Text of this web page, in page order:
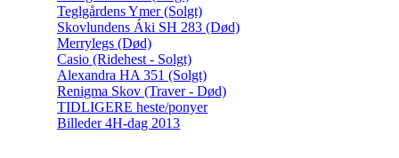
Teglgårdens Ymer (Solgt)
Skovlundens Áki SH 283 (Død)
Merrylegs (Død)
Casio (Ridehest - Solgt)
Alexandra HA 351 (Solgt)
Renigma Skov (Traver - Død)
TIDLIGERE heste/ponyer
Billeder 4H-dag 2013